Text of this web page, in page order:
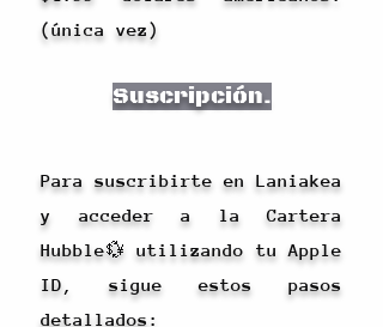
(única vez)
Suscripción.
Para suscribirte en Laniakea
y acceder a la Cartera
Hubble💱 utilizando tu Apple
ID, sigue estos pasos
detallados: